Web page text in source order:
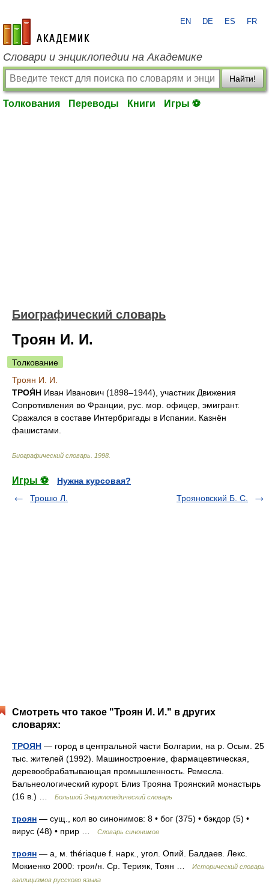
academic.ru
EN DE ES FR
Словари и энциклопедии на Академике
Найти!
Толкования Переводы Книги Игры ⚽
Биографический словарь
Троян И. И.
Толкование
Троян И. И.
ТРОЯ́Н Иван Иванович (1898–1944), участник Движения
Сопротивления во Франции, рус. мор. офицер, эмигрант.
Сражался в составе Интербригады в Испании. Казнён
фашистами.
Биографический словарь 1998
Игры ⚽
Нужна курсовая?
Трошю Л.
Трояновский Б. С.
Смотреть что такое "Троян И. И." в других
словарях:
ТРОЯН — город в центральной части Болгарии, на р. Осым. 25
тыс. жителей (1992). Машиностроение, фармацевтическая,
деревообрабатывающая промышленность. Ремесла.
Бальнеологический курорт. Близ Трояна Троянский монастырь
(16 в.) …
Большой Энциклопедический словарь
троян — сущ., кол во синонимов: 8 • бог (375) • бэкдор (5) •
вирус (48) • прир …
Словарь синонимов
троян — а, м. thériaque f. нарк., угол. Опий. Балдаев. Лекс.
Мокиенко 2000: троя/н. Ср. Терияк, Тоян …
Исторический словарь
галлицизмов русского языка